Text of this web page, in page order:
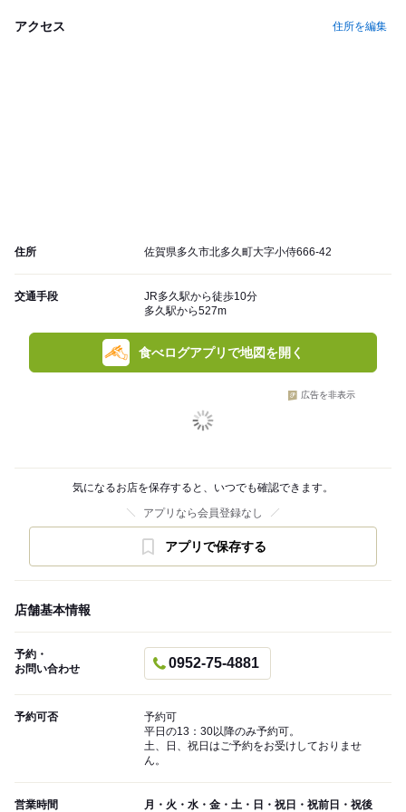
アクセス 住所を編集
住所 佐賀県多久市北多久町大字小侍666-42
交通手段
JR多久駅から徒歩10分
多久駅から527m
食べログアプリで地図を開く
広告を非表示
気になるお店を保存すると、いつでも確認できます。
アプリなら会員登録なし
アプリで保存する
店舗基本情報
予約・
お問い合わせ
0952-75-4881
予約可否
予約可
平日の13：30以降のみ予約可。
土、日、祝日はご予約をお受けしておりませ
ん。
営業時間 月・火・水・金・土・日・祝日・祝前日・祝後